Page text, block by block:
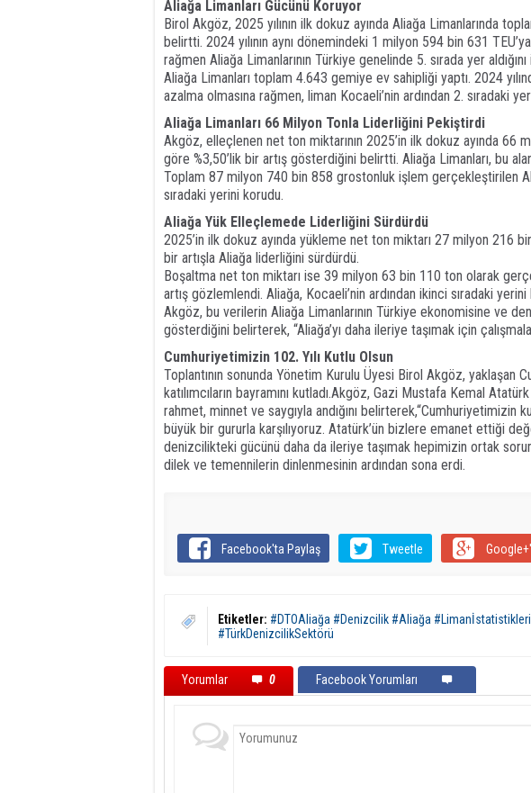
Aliağa Limanları Gücünü Koruyor
Birol Akgöz, 2025 yılının ilk dokuz ayında Aliağa Limanlarında
belirtti. 2024 yılının aynı dönemindeki 1 milyon 594 bin 631 TEU’ya
rağmen Aliağa Limanlarının Türkiye genelinde 5. sırada yer
Aliağa Limanları toplam 4.643 gemiye ev sahipliği yaptı. 2024
azalma olmasına rağmen, liman Kocaeli’nin ardından 2. sıradaki
Aliağa Limanları 66 Milyon Tonla Liderliğini Pekiştirdi
Akgöz, elleçlenen net ton miktarının 2025’in ilk dokuz ayında 66
göre %3,50’lik bir artış gösterdiğini belirtti. Aliağa Limanları, bu
Toplam 87 milyon 740 bin 858 grostonluk işlem gerçekleştirilen
sıradaki yerini korudu.
Aliağa Yük Elleçlemede Liderliğini Sürdürdü
2025’in ilk dokuz ayında yükleme net ton miktarı 27 milyon 216
bir artışla Aliağa liderliğini sürdürdü.
Boşaltma net ton miktarı ise 39 milyon 63 bin 110 ton olarak
artış gözlemlendi. Aliağa, Kocaeli’nin ardından ikinci sıradaki yerini
Akgöz, bu verilerin Aliağa Limanlarının Türkiye ekonomisine ve
gösterdiğini belirterek, “Aliağa’yı daha ileriye taşımak için
Cumhuriyetimizin 102. Yılı Kutlu Olsun
Toplantının sonunda Yönetim Kurulu Üyesi Birol Akgöz, yaklaşan
katılımcıların bayramını kutladı.Akgöz, Gazi Mustafa Kemal
rahmet, minnet ve saygıyla andığını belirterek,“Cumhuriyetimizin
büyük bir gururla karşılıyoruz. Atatürk’ün bizlere emanet ettiği
denizcilikteki gücünü daha da ileriye taşımak hepimizin ortak
dilek ve temennilerin dinlenmesinin ardından sona erdi.
Facebook'ta Paylaş Tweetle
Etiketler: #DTOAliağa #Denizcilik #Aliağa #Limanİstatistikleri
#TürkDenizcilikSektörü
Yorumlar 0 Facebook Yorumları